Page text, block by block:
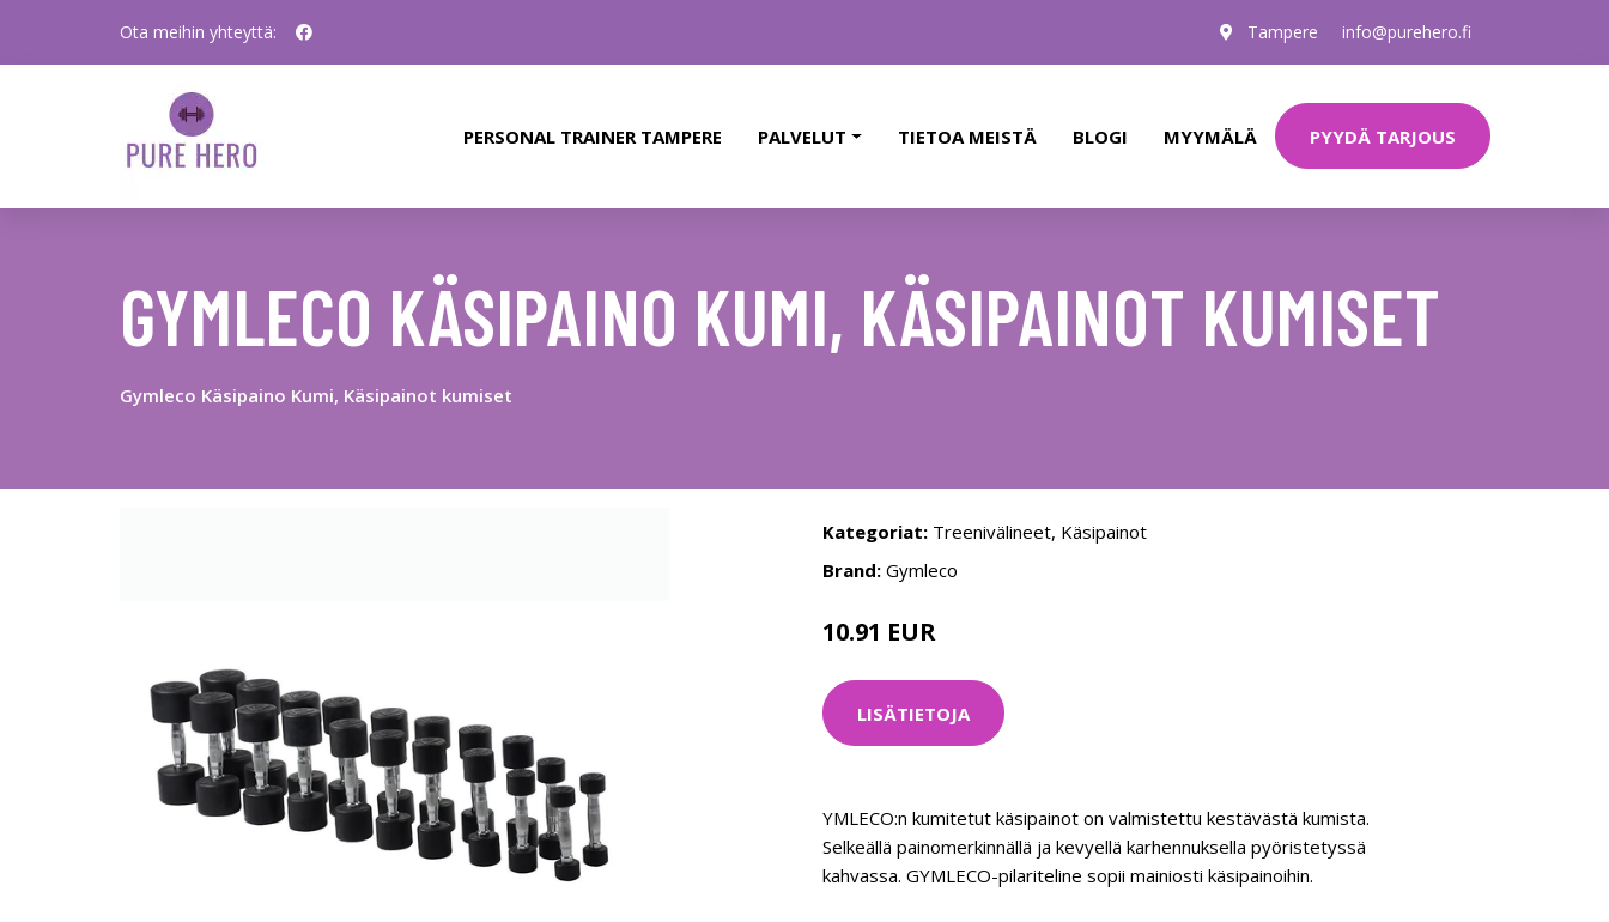
Ota meihin yhteyttä: Tampere info@purehero.fi
PERSONAL TRAINER TAMPERE PALVELUT TIETOA MEISTÄ BLOGI MYYMÄLÄ PYYDÄ TARJOUS
GYMLECO KÄSIPAINO KUMI, KÄSIPAINOT KUMISET
Gymleco Käsipaino Kumi, Käsipainot kumiset
Kategoriat: Treenivälineet, Käsipainot
Brand: Gymleco
10.91 EUR
LISÄTIETOJA
YMLECO:n kumitetut käsipainot on valmistettu kestävästä kumista.
Selkeällä painomerkinnällä ja kevyellä karhennuksella pyöristetyssä
kahvassa. GYMLECO-pilariteline sopii mainiosti käsipainoihin.